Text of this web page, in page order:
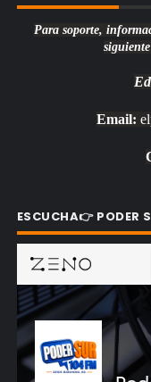
Para soporte,
Email:
ESCUCHA👉 PODER